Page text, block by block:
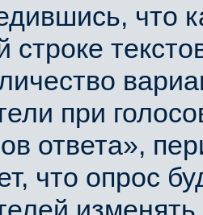
что
строке
при
ответа»,
что опрос